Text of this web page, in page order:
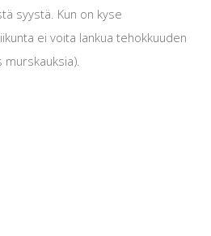
syystä. Kun on kyse
ei voita lankua tehokkuuden
murskauksia).